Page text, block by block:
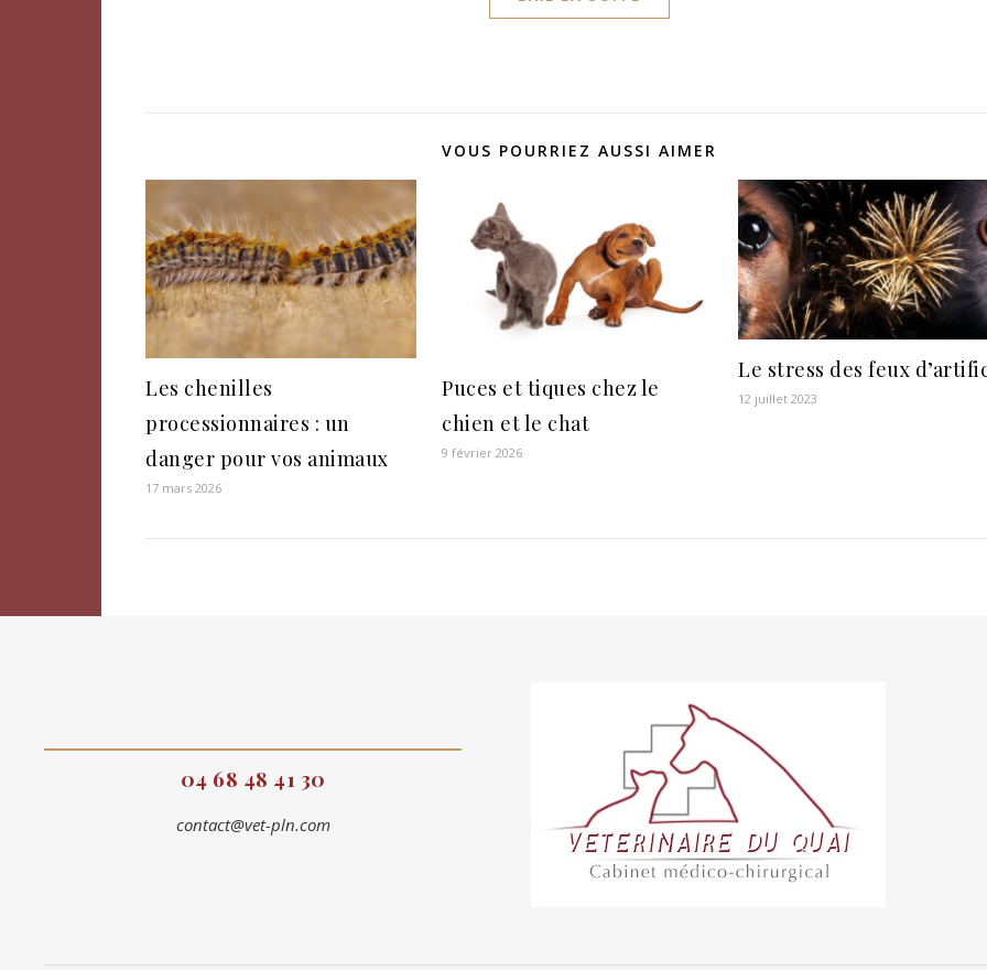
VOUS POURRIEZ AUSSI AIMER
Les chenilles
processionnaires : un
danger pour vos animaux
17 mars 2026
Puces et tiques chez le
chien et le chat
9 février 2026
Le stress des feux
12 juillet 2023
04 68 48 41 30
contact@vet-pln.com